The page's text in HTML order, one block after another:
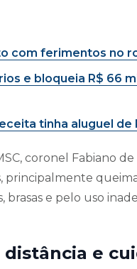
com ferimentos no
e bloqueia R$ 66
tinha aluguel
coronel Fabiano
brasas e pelo uso
e